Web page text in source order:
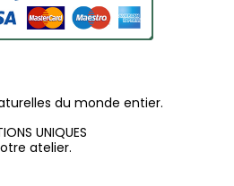
du monde entier.
UNIQUES
atelier.